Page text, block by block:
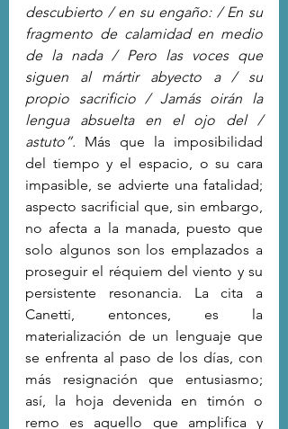
descubierto / en su engaño: / En su
fragmento de calamidad en medio
de la nada / Pero las voces que
siguen al mártir abyecto a / su
propio sacrificio / Jamás oirán la
lengua absuelta en el ojo del /
astuto”. Más que la imposibilidad
del tiempo y el espacio, o su cara
impasible, se advierte una fatalidad;
aspecto sacrificial que, sin embargo,
no afecta a la manada, puesto que
solo algunos son los emplazados a
proseguir el réquiem del viento y su
persistente resonancia. La cita a
Canetti, entonces, es la
materialización de un lenguaje que
se enfrenta al paso de los días, con
más resignación que entusiasmo;
así, la hoja devenida en timón o
remo es aquello que amplifica y